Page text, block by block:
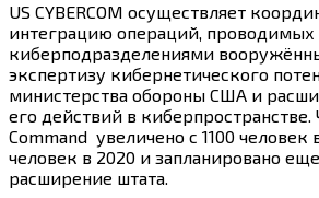
US CYBERCOM осуществляет
интеграцию операций, проводимых
киберподразделениями
экспертизу кибернетического
министерства обороны США и
его действий в киберпространстве.
Command увеличено с 1100 человек
человек в 2020 и запланировано
расширение штата.